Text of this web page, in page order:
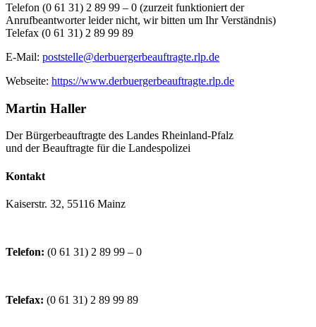
Telefon (0 61 31) 2 89 99 – 0 (zurzeit funktioniert der
Anrufbeantworter leider nicht, wir bitten um Ihr Verständnis)
Telefax (0 61 31) 2 89 99 89
E-Mail: poststelle@derbuergerbeauftragte.rlp.de
Webseite: https://www.derbuergerbeauftragte.rlp.de
Martin Haller
Der Bürgerbeauftragte des Landes Rheinland-Pfalz
und der Beauftragte für die Landespolizei
Kontakt
Kaiserstr. 32, 55116 Mainz
Telefon: (0 61 31) 2 89 99 – 0
Telefax: (0 61 31) 2 89 99 89